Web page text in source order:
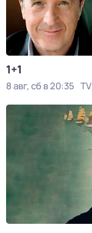
1+1
8 авг, сб в 20:35